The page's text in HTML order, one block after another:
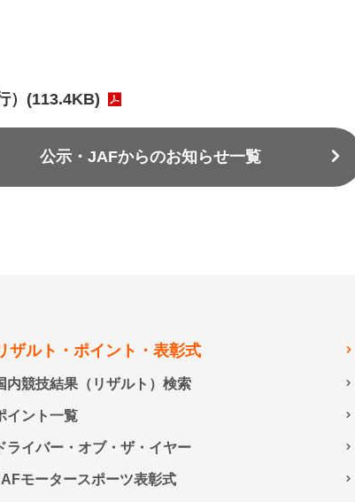
）(113.4KB)
公示・JAFからのお知らせ一覧
ザルト・ポイント・表彰式
内競技結果（リザルト）検索
イント一覧
ドライバー・オブ・ザ・イヤー
モータースポーツ表彰式